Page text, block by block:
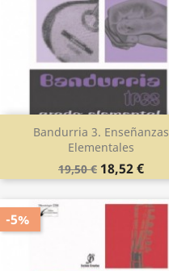
Bandurria 3. Enseñanzas
Elementales
19,50 € 18,52 €
-5%